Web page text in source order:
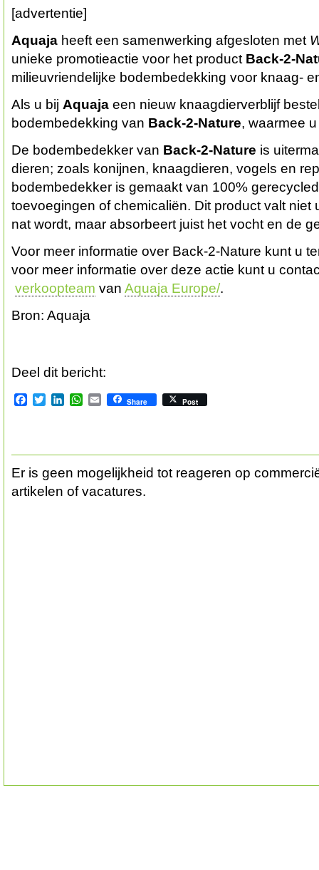
[advertentie]
Aquaja heeft een samenwerking afgesloten met
unieke promotieactie voor het product Back-2-
milieuvriendelijke bodembedekking voor knaag-
Als u bij Aquaja een nieuw knaagdierverblijf
bodembedekking van Back-2-Nature, waarmee
De bodembedekker van Back-2-Nature is
dieren; zoals konijnen, knaagdieren, vogels en
bodembedekker is gemaakt van 100%
toevoegingen of chemicaliën. Dit product valt niet
nat wordt, maar absorbeert juist het vocht en de
Voor meer informatie over Back-2-Nature kunt u
voor meer informatie over deze actie kunt u
verkoopteam van Aquaja Europe/.
Bron: Aquaja
Deel dit bericht:
Facebook
TwitterLinkedInWhatsApp
EmailShare Post
Er is geen mogelijkheid tot reageren op
artikelen of vacatures.